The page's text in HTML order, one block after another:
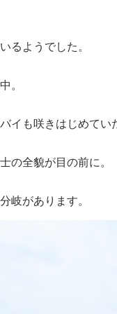
るようでした。
。
イも咲きはじめてい
の全貌が目の前に。
岐があります。